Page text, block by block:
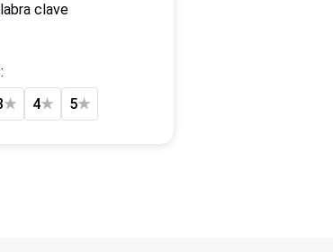
clave
★ 4★ 5★